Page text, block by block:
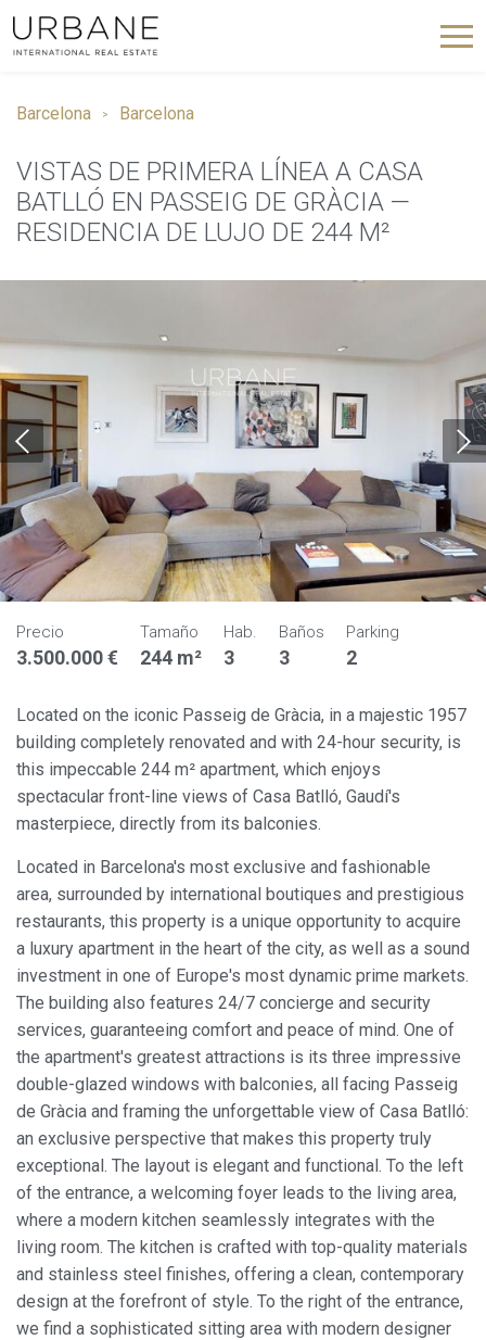
Barcelona Barcelona
VISTAS DE PRIMERA LÍNEA A CASA
BATLLÓ EN PASSEIG DE GRÀCIA —
RESIDENCIA DE LUJO DE 244 M²
Precio
3.500.000 €
Tamaño
244 m²
Hab.
3
Baños
3
Parking
2
Located on the iconic Passeig de Gràcia, in a majestic 1957
building completely renovated and with 24-hour security, is
this impeccable 244 m² apartment, which enjoys
spectacular front-line views of Casa Batlló, Gaudí's
masterpiece, directly from its balconies.
Located in Barcelona's most exclusive and fashionable
area, surrounded by international boutiques and prestigious
restaurants, this property is a unique opportunity to acquire
a luxury apartment in the heart of the city, as well as a sound
investment in one of Europe's most dynamic prime markets.
The building also features 24/7 concierge and security
services, guaranteeing comfort and peace of mind. One of
the apartment's greatest attractions is its three impressive
double-glazed windows with balconies, all facing Passeig
de Gràcia and framing the unforgettable view of Casa Batlló:
an exclusive perspective that makes this property truly
exceptional. The layout is elegant and functional. To the left
of the entrance, a welcoming foyer leads to the living area,
where a modern kitchen seamlessly integrates with the
living room. The kitchen is crafted with top-quality materials
and stainless steel finishes, offering a clean, contemporary
design at the forefront of style. To the right of the entrance,
we find a sophisticated sitting area with modern designer